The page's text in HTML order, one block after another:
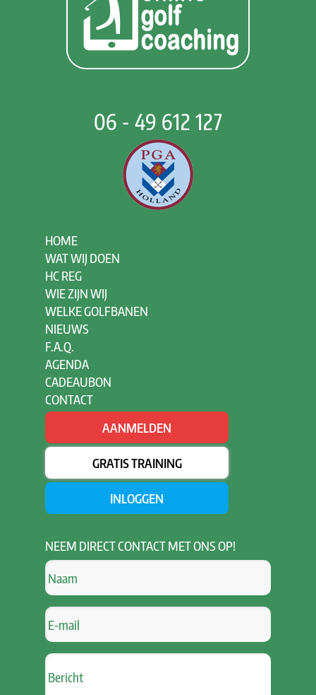
06 - 49 612 127
HOME
WAT WIJ DOEN
HC REG
WIE ZIJN WIJ
WELKE GOLFBANEN
NIEUWS
F.A.Q.
AGENDA
CADEAUBON
CONTACT
AANMELDEN
GRATIS TRAINING
INLOGGEN
NEEM DIRECT CONTACT MET ONS OP!